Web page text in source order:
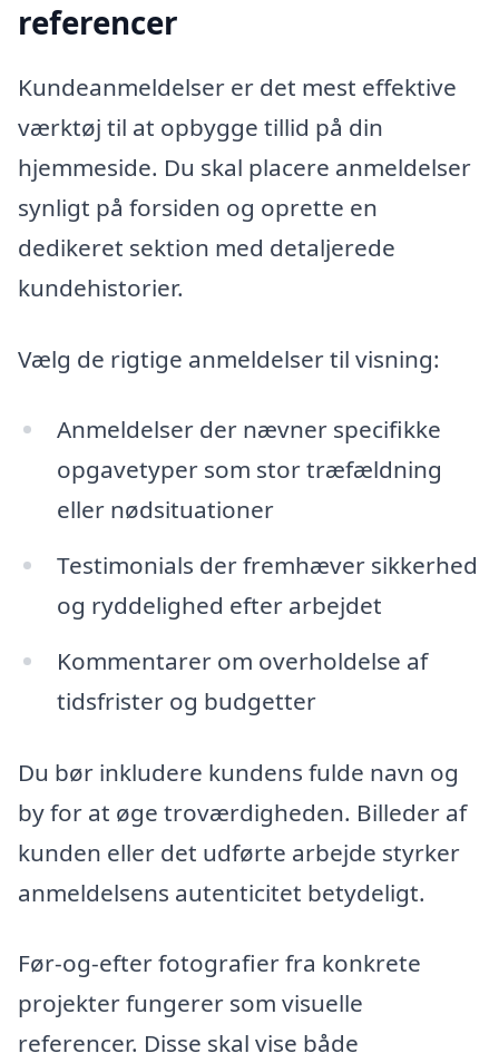
referencer
Kundeanmeldelser er det mest effektive
værktøj til at opbygge tillid på din
hjemmeside. Du skal placere anmeldelser
synligt på forsiden og oprette en
dedikeret sektion med detaljerede
kundehistorier.
Vælg de rigtige anmeldelser til visning:
Anmeldelser der nævner specifikke
opgavetyper som stor træfældning
eller nødsituationer
Testimonials der fremhæver sikkerhed
og ryddelighed efter arbejdet
Kommentarer om overholdelse af
tidsfrister og budgetter
Du bør inkludere kundens fulde navn og
by for at øge troværdigheden. Billeder af
kunden eller det udførte arbejde styrker
anmeldelsens autenticitet betydeligt.
Før-og-efter fotografier fra konkrete
projekter fungerer som visuelle
referencer. Disse skal vise både